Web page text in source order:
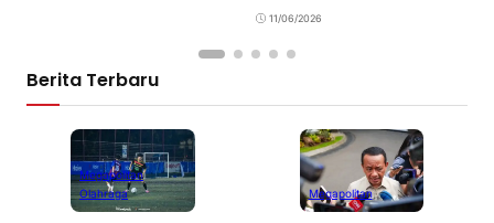
11/06/2026
Berita Terbaru
Megapolitan
Olahraga
Megapolitan